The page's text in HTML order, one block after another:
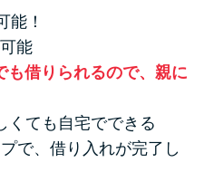
能！
能
も借りられるので、親に
くても自宅でできる
で、借り入れが完了し